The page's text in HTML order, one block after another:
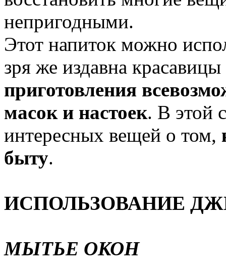
непригодными.
Этот напиток можно
зря же издавна
приготовления
масок и настоек. В этой
интересных вещей о том,
быту.
ИСПОЛЬЗОВАНИЕ
МЫТЬЕ ОКОН